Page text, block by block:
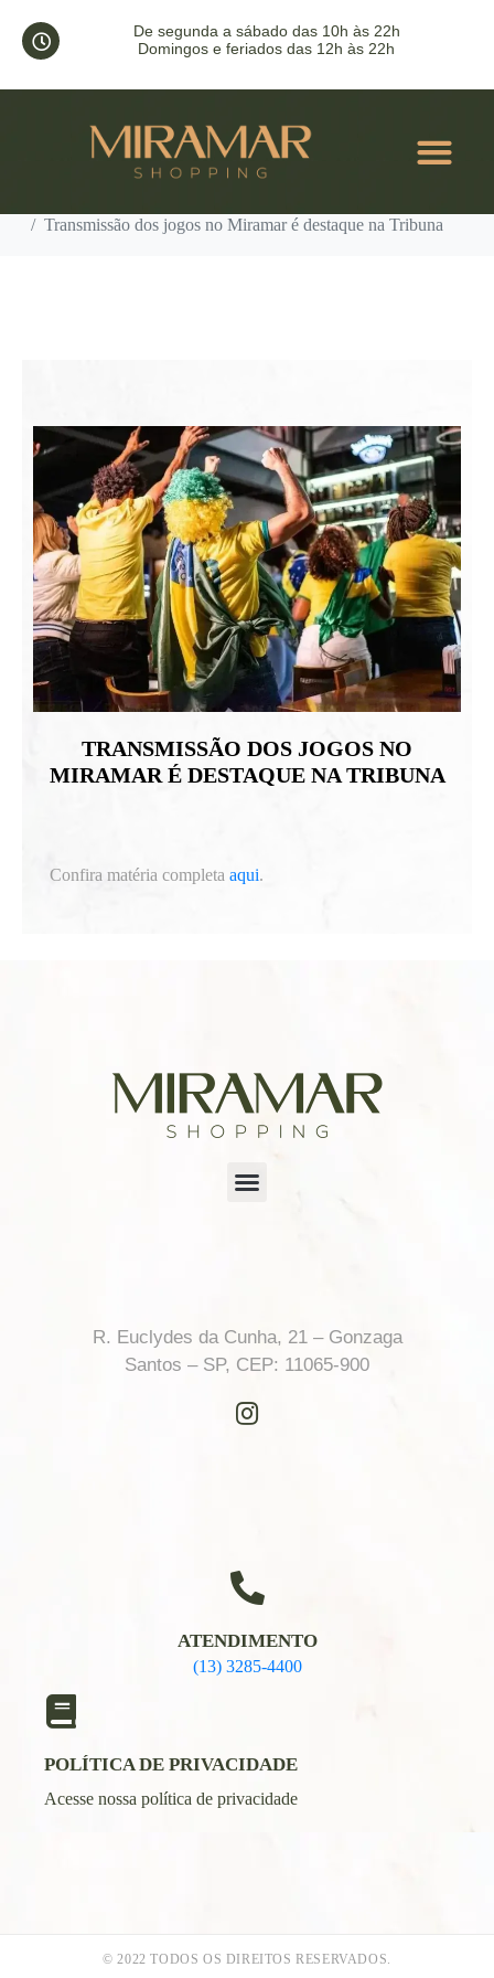
De segunda a sábado das 10h às 22h
Domingos e feriados das 12h às 22h
Transmissão dos jogos no
Miramar é destaque na
Tribuna
Transmissão dos jogos no Miramar é destaque na Tribuna
TRANSMISSÃO DOS JOGOS NO
MIRAMAR É DESTAQUE NA TRIBUNA
Confira matéria completa aqui.
R. Euclydes da Cunha, 21 – Gonzaga
Santos – SP, CEP: 11065-900
ATENDIMENTO
(13) 3285-4400
POLÍTICA DE PRIVACIDADE
Acesse nossa política de privacidade
© 2022 TODOS OS DIREITOS RESERVADOS.